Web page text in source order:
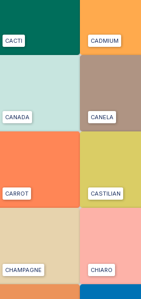
CACTI CADMIUM
CANADA CANELA
CARROT CASTILIAN
CHAMPAGNE CHIARO